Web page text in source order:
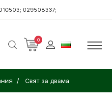
029508337;
0
Свят за двама